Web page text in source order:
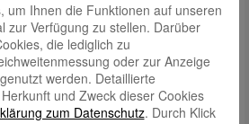
dem Balkon gedeihen viele Pflanzen
um Ihnen die Funktionen auf unseren
zur Verfügung zu stellen. Darüber
die lediglich zu
oder zur Anzeige
werden. Detaillierte
und Zweck dieser Cookies
zum Datenschutz. Durch Klick